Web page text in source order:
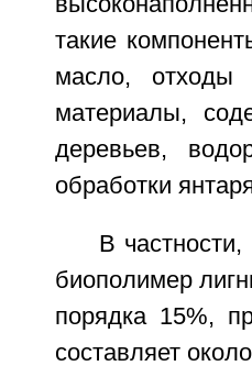
такие
масло, отходы
материалы,
деревьев,
обработки
В
биополимер
порядка 15%,
составляет